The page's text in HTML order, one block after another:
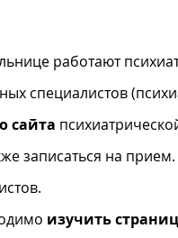
работают
специалистов
сайта
записаться на
изучить